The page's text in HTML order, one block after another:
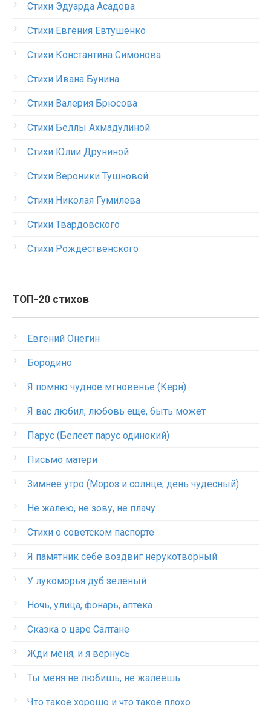
Стихи Эдуарда Асадова
Стихи Евгения Евтушенко
Стихи Константина Симонова
Стихи Ивана Бунина
Стихи Валерия Брюсова
Стихи Беллы Ахмадулиной
Стихи Юлии Друниной
Стихи Вероники Тушновой
Стихи Николая Гумилева
Стихи Твардовского
Стихи Рождественского
ТОП-20 стихов
Евгений Онегин
Бородино
Я помню чудное мгновенье (Керн)
Я вас любил, любовь еще, быть может
Парус (Белеет парус одинокий)
Письмо матери
Зимнее утро (Мороз и солнце; день чудесный)
Не жалею, не зову, не плачу
Стихи о советском паспорте
Я памятник себе воздвиг нерукотворный
У лукоморья дуб зеленый
Ночь, улица, фонарь, аптека
Сказка о царе Салтане
Жди меня, и я вернусь
Ты меня не любишь, не жалеешь
Что такое хорошо и что такое плохо